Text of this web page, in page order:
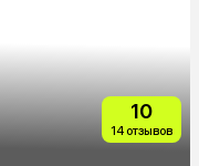
10
14 отзывов